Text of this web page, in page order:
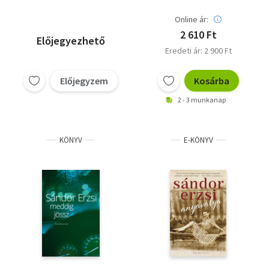
Előjegyezhető
Előjegyzem
Online ár:
2 610 Ft
Eredeti ár: 2 900 Ft
Kosárba
2 - 3 munkanap
KÖNYV E-KÖNYV